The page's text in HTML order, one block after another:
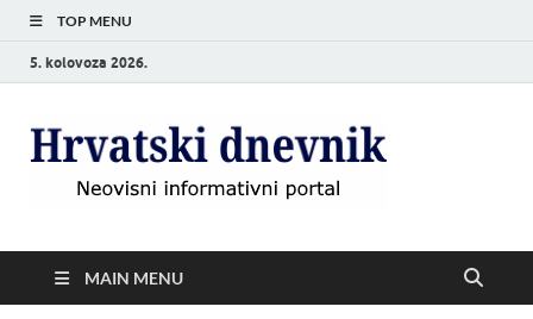
TOP MENU
5. kolovoza 2026.
MAIN MENU